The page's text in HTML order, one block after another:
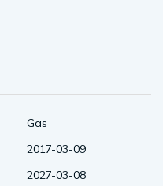
Gas
2017-03-09
2027-03-08